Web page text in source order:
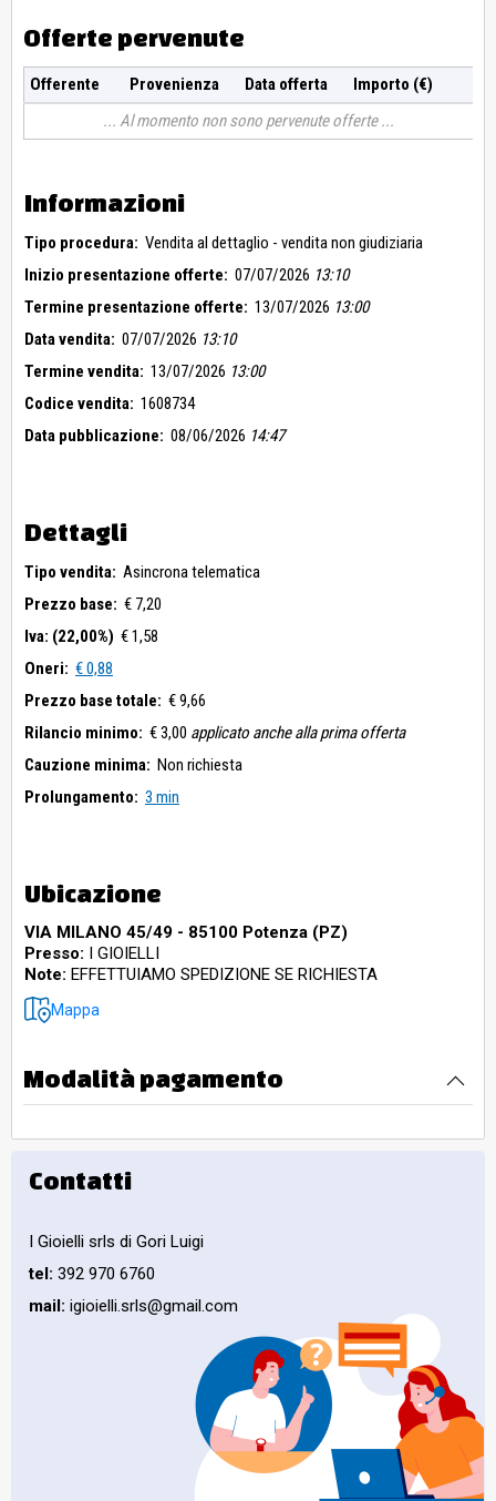
Offerte pervenute
Offerente Provenienza Data offerta
Importo (€)
Al momento non sono pervenute offerte
Informazioni
Tipo procedura: Vendita al dettaglio - vendita non giudiziaria
Inizio presentazione offerte: 07/07/2026 13:10
Termine presentazione offerte: 13/07/2026 13:00
Data vendita: 07/07/2026 13:10
Termine vendita: 13/07/2026 13:00
Codice vendita: 1608734
Data pubblicazione: 08/06/2026 14:47
Dettagli
Tipo vendita: Asincrona telematica
Prezzo base: € 7,20
Iva: (22,00%) € 1,58
Oneri: € 0,88
Prezzo base totale: € 9,66
Rilancio minimo: € 3,00 applicato anche alla prima offerta
Cauzione minima: Non richiesta
Prolungamento: 3 min
Ubicazione
VIA MILANO 45/49 - 85100 Potenza (PZ)
Presso: I GIOIELLI
Note: EFFETTUIAMO SPEDIZIONE SE RICHIESTA
Mappa
Modalità pagamento
Contatti
I Gioielli srls di Gori Luigi
tel: 392 970 6760
mail: igioielli.srls@gmail.com